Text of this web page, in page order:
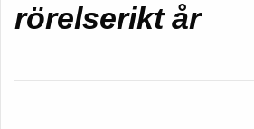
rörelserikt år